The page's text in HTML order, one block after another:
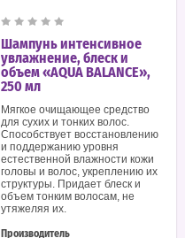
Шампунь интенсивное
увлажнение, блеск и
объем «AQUA BALANCE»,
250 мл
Мягкое очищающее средство
для сухих и тонких волос.
Способствует восстановлению
и поддержанию уровня
естественной влажности кожи
головы и волос, укреплению их
структуры. Придает блеск и
объем тонким волосам, не
утяжеляя их.
Производитель